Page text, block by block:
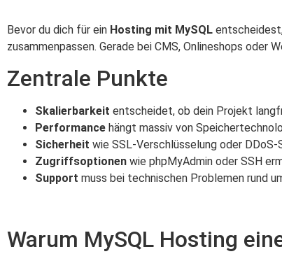
Bevor du dich für ein Hosting mit MySQL
zusammenpassen. Gerade bei CMS, Onlineshops oder
Zentrale Punkte
Skalierbarkeit entscheidet, ob dein Projekt
Performance hängt massiv von
Sicherheit wie SSL-Verschlüsselung oder
Zugriffsoptionen wie phpMyAdmin oder SSH
Support muss bei technischen Problemen rund
Warum MySQL Hosting